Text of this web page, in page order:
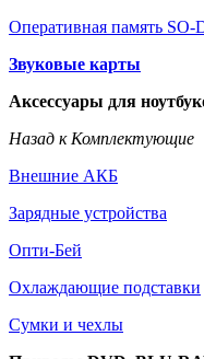
Оперативная память
Звуковые карты
Аксессуары для
Назад к Комплектующие
Внешние АКБ
Зарядные устройства
Опти-Бей
Охлаждающие подставки
Сумки и чехлы